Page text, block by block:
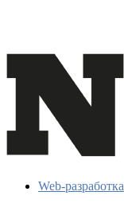
Web-разработка